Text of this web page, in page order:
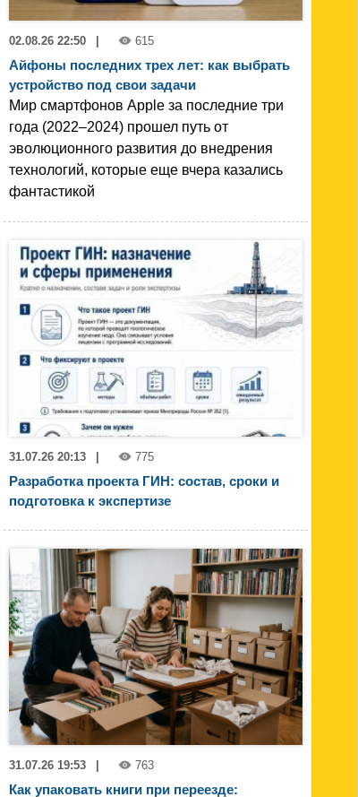
02.08.26 22:50 615
Айфоны последних трех лет: как выбрать
устройство под свои задачи
Мир смартфонов Apple за последние три
года (2022–2024) прошел путь от
эволюционного развития до внедрения
технологий, которые еще вчера казались
фантастикой
31.07.26 20:13 775
Разработка проекта ГИН: состав, сроки и
подготовка к экспертизе
31.07.26 19:53 | 763
Как упаковать книги при переезде: